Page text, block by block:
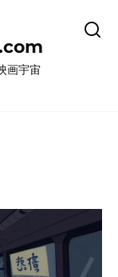
画宇宙